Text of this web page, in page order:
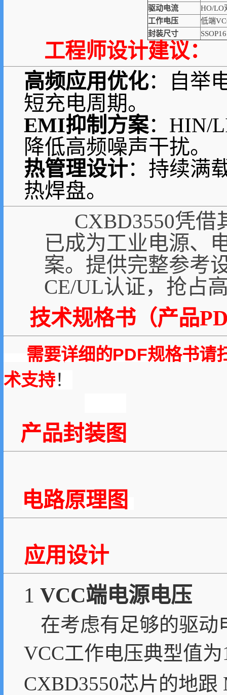
驱动电流
HO/LO
工作电压
低端
封装尺寸
工程师设计建议：
高频应用优化：自举
短充电周期。
EMI抑制方案：HIN/
降低高频噪声干扰。
热管理设计：持续满
热焊盘。
CXBD3550凭借
已成为工业电源、
案。提供完整参考
CE/UL认证，抢占
技术规格书（产品
需要详细的PDF规格书请
术支持！
产品封装图
电路原理图
应用设计
1 VCC端电源电压
在考虑有足够的驱动
VCC工作电压典型值为
CXBD3550芯片的地跟